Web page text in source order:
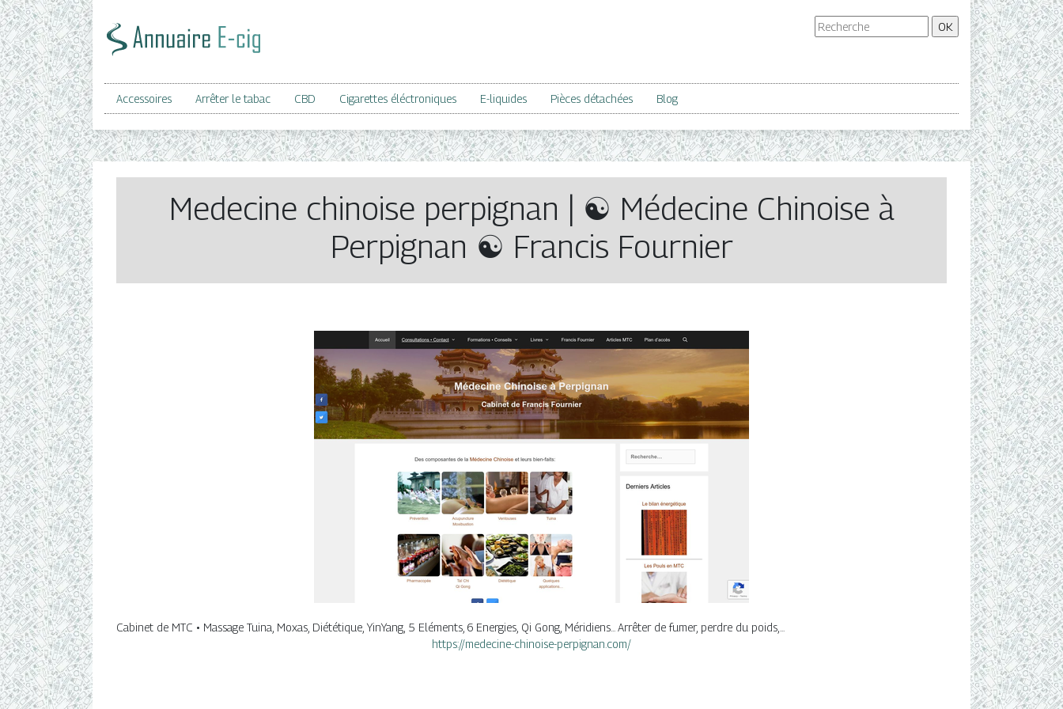
Accessoires Arrêter le tabac CBD Cigarettes éléctroniques E-liquides Pièces détachées Blog
Medecine chinoise perpignan | ☯ Médecine Chinoise à
Perpignan ☯ Francis Fournier
Cabinet de MTC • Massage Tuina, Moxas, Diététique, YinYang, 5 Eléments, 6 Energies, Qi Gong, Méridiens... Arrêter de fumer, perdre du poids,...
https://medecine-chinoise-perpignan.com/